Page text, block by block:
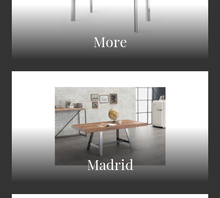
More
Madrid